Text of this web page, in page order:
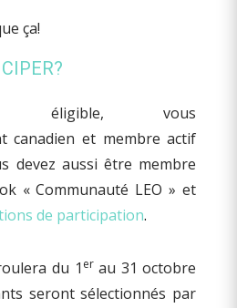
ça!
éligible, vous
canadien et membre actif
devez aussi être membre
« Communauté LEO » et
de participation.
du 1 erau 31 octobre
seront sélectionnés par